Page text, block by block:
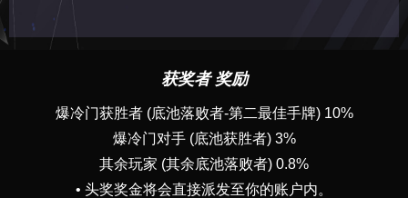
获奖者 奖励
爆冷门获胜者 (底池落败者-第二最佳手牌) 10%
爆冷门对手 (底池获胜者) 3%
其余玩家 (其余底池落败者) 0.8%
• 头奖奖金将会直接派发至你的账户内。